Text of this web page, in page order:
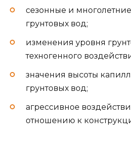
сезонные и
грунтовых вод;
изменения уровня
техногенного
значения высоты
грунтовых вод;
агрессивное
отношению к